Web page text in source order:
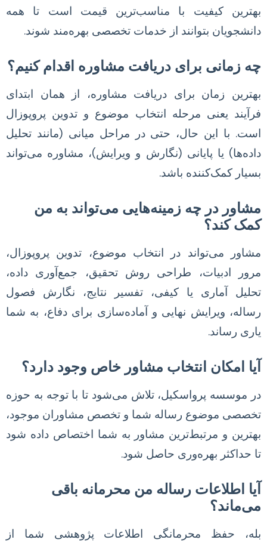
بهترین کیفیت با مناسب‌ترین قیمت است تا همه
دانشجویان بتوانند از خدمات تخصصی بهره‌مند شوند.
چه زمانی برای دریافت مشاوره اقدام کنیم؟
بهترین زمان برای دریافت مشاوره، از همان ابتدای
فرآیند یعنی مرحله انتخاب موضوع و تدوین پروپوزال
است. با این حال، حتی در مراحل میانی (مانند تحلیل
داده‌ها) یا پایانی (نگارش و ویرایش)، مشاوره می‌تواند
بسیار کمک‌کننده باشد.
مشاور در چه زمینه‌هایی می‌تواند به من
کمک کند؟
مشاور می‌تواند در انتخاب موضوع، تدوین پروپوزال،
مرور ادبیات، طراحی روش تحقیق، جمع‌آوری داده،
تحلیل آماری یا کیفی، تفسیر نتایج، نگارش فصول
رساله، ویرایش نهایی و آماده‌سازی برای دفاع، به شما
یاری رساند.
آیا امکان انتخاب مشاور خاص وجود دارد؟
در موسسه پرواسکیل، تلاش می‌شود تا با توجه به حوزه
تخصصی موضوع رساله شما و تخصص مشاوران موجود،
بهترین و مرتبط‌ترین مشاور به شما اختصاص داده شود
تا حداکثر بهره‌وری حاصل شود.
آیا اطلاعات رساله من محرمانه باقی
می‌ماند؟
بله، حفظ محرمانگی اطلاعات پژوهشی شما از